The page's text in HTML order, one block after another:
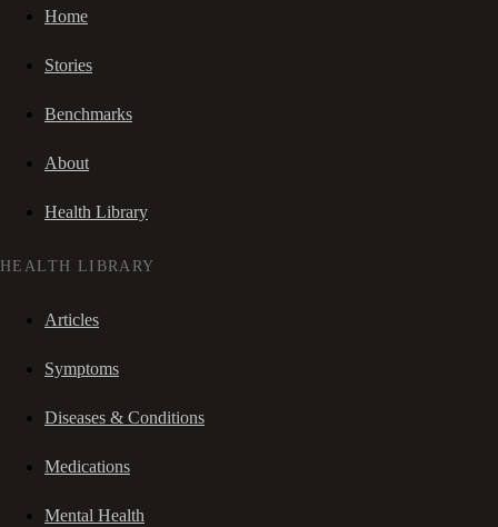
Home
Stories
Benchmarks
About
Health Library
HEALTH LIBRARY
Articles
Symptoms
Diseases & Conditions
Medications
Mental Health